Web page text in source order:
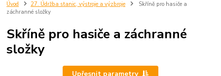
Úvod 27. Údržba stanic, výstroje a výzbroje
Skříně pro hasiče a
záchranné složky
Skříně pro hasiče a záchranné
složky
Upřesnit parametry